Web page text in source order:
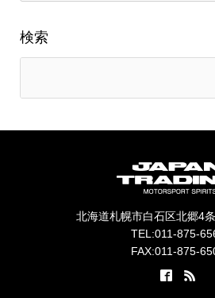
検索
北海道札幌市白石区北郷4
TEL:011-875-
FAX:011-875-